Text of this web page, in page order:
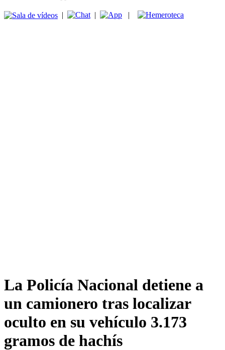
| | |
La Policía Nacional detiene a
un camionero tras localizar
oculto en su vehículo 3.173
gramos de hachís